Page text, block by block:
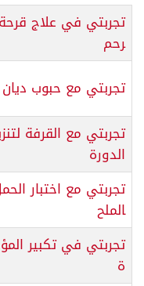
تجربتي في علاج
رحم
تجربتي مع حبوب ديان 35
تجربتي مع القرفة
الدورة
تجربتي مع اختبار
الملح
تجربتي في تكبير
ة